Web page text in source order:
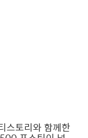
스토리와 함께한